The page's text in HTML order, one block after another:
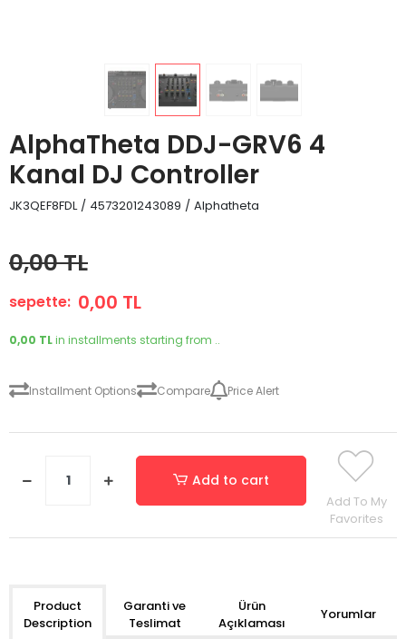
AlphaTheta DDJ-GRV6 4
Kanal DJ Controller
JK3QEF8FDL / 4573201243089 / Alphatheta
0,00 TL
sepette: 0,00 TL
0,00 TLin installments starting from ..
Installment Options Compare Price Alert
Add to cart
Add To My
Favorites
Product
Description
Garanti ve
Teslimat
Ürün
Açıklaması
Yorumlar